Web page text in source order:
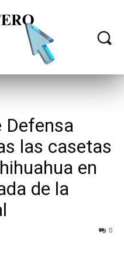
Defensa
las casetas
en
de la
0